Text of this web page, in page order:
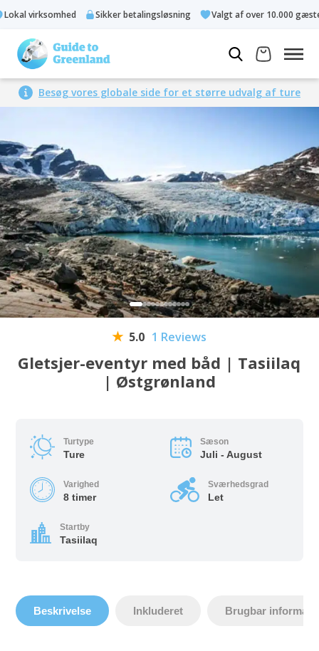
virksomhed Sikker betalingsløsning Valgt af over 10.000 gæster
Besøg vores globale side for et større udvalg af ture
Gletsjer-eventyr med båd | Tasiilaq
| Østgrønland
5.0 1 Reviews
Turtype
Ture
Sæson
Juli - August
Varighed
8 timer
Sværhedsgrad
Let
Startby
Tasiilaq
Beskrivelse Inkluderet Brugbar